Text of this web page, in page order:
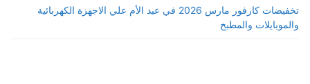
تخفيضات كارفور مارس 2026 في عيد الأم علي الاجهزة الكهربائية
والموبايلات والمطبخ